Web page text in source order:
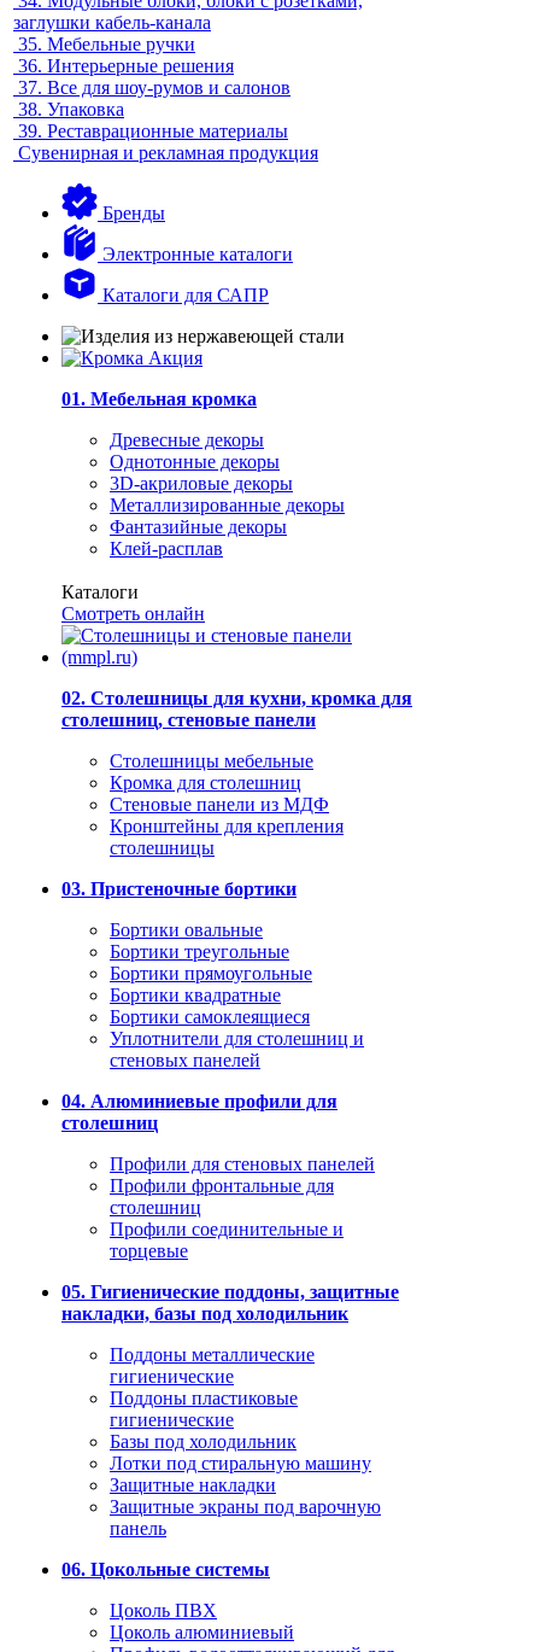
заглушки кабель-канала
35. Мебельные ручки
36. Интерьерные решения
37. Все для шоу-румов и салонов
38. Упаковка
39. Реставрационные материалы
Сувенирная и рекламная продукция
Бренды
Электронные каталоги
Каталоги для САПР
01. Мебельная кромка
Древесные декоры
Однотонные декоры
3D-акриловые декоры
Металлизированные декоры
Фантазийные декоры
Клей-расплав
Каталоги
Смотреть онлайн
02. Столешницы для кухни, кромка для
столешниц, стеновые панели
Столешницы мебельные
Кромка для столешниц
Стеновые панели из МДФ
Кронштейны для крепления
столешницы
03. Пристеночные бортики
Бортики овальные
Бортики треугольные
Бортики прямоугольные
Бортики квадратные
Бортики самоклеящиеся
Уплотнители для столешниц и
стеновых панелей
04. Алюминиевые профили для
столешниц
Профили для стеновых панелей
Профили фронтальные для
столешниц
Профили соединительные и
торцевые
05. Гигиенические поддоны, защитные
накладки, базы под холодильник
Поддоны металлические
гигиенические
Поддоны пластиковые
гигиенические
Базы под холодильник
Лотки под стиральную машину
Защитные накладки
Защитные экраны под варочную
панель
06. Цокольные системы
Цоколь ПВХ
Цоколь алюминиевый